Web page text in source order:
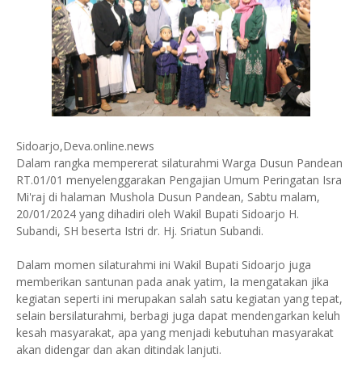
Sidoarjo,Deva.online.news
Dalam rangka mempererat silaturahmi Warga Dusun Pandean
RT.01/01 menyelenggarakan Pengajian Umum Peringatan Isra
Mi'raj di halaman Mushola Dusun Pandean, Sabtu malam,
20/01/2024 yang dihadiri oleh Wakil Bupati Sidoarjo H.
Subandi, SH beserta Istri dr. Hj. Sriatun Subandi.
Dalam momen silaturahmi ini Wakil Bupati Sidoarjo juga
memberikan santunan pada anak yatim, Ia mengatakan jika
kegiatan seperti ini merupakan salah satu kegiatan yang tepat,
selain bersilaturahmi, berbagi juga dapat mendengarkan keluh
kesah masyarakat, apa yang menjadi kebutuhan masyarakat
akan didengar dan akan ditindak lanjuti.